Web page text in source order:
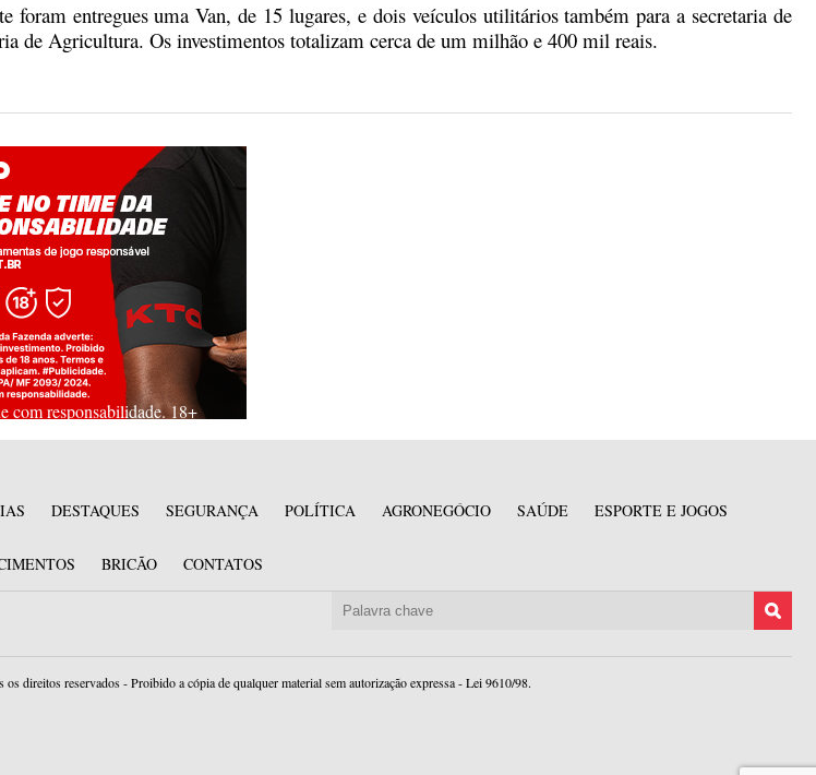
entregues uma Van, de 15 lugares, e dois veículos utilitários também para a secretaria de
de Agricultura. Os investimentos totalizam cerca de um milhão e 400 mil reais.
com responsabilidade. 18+
DESTAQUES SEGURANÇA POLÍTICA AGRONEGÓCIO SAÚDE ESPORTE E JOGOS
BRICÃO CONTATOS
direitos reservados - Proibido a cópia de qualquer material sem autorização expressa - Lei 9610/98.